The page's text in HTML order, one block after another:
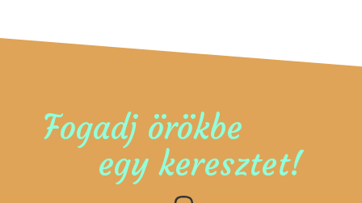
Fogadj örökbe
egy keresztet!